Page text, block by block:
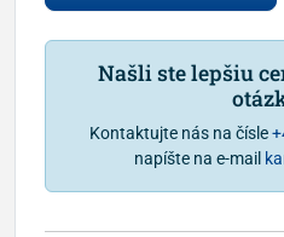
Našli ste lepšiu
Kontaktujte nás na čísle
napíšte na e-mail